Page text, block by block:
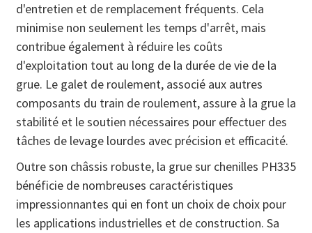
d'entretien et de remplacement fréquents. Cela
minimise non seulement les temps d'arrêt, mais
contribue également à réduire les coûts
d'exploitation tout au long de la durée de vie de la
grue. Le galet de roulement, associé aux autres
composants du train de roulement, assure à la grue la
stabilité et le soutien nécessaires pour effectuer des
tâches de levage lourdes avec précision et efficacité.
Outre son châssis robuste, la grue sur chenilles PH335
bénéficie de nombreuses caractéristiques
impressionnantes qui en font un choix de choix pour
les applications industrielles et de construction. Sa